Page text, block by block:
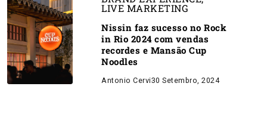
LIVE MARKETING
Nissin faz sucesso no Rock
in Rio 2024 com vendas
recordes e Mansão Cup
Noodles
Antonio Cervi30 Setembro, 2024